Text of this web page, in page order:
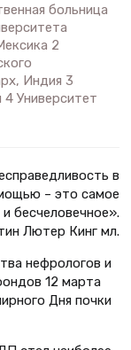
больница
2
Индия 3
Университет
в
– это самое
бесчеловечное».
Лютер Кинг мл.
нефрологов и
12 марта
Дня почки